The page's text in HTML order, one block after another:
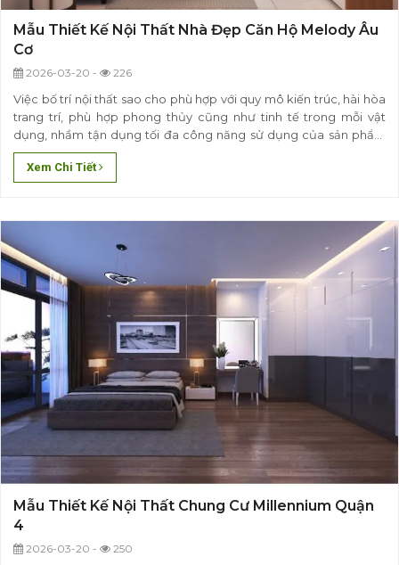
Mẫu Thiết Kế Nội Thất Nhà Đẹp Căn Hộ Melody Âu
Cơ
2026-03-20 - 226
Việc bố trí nội thất sao cho phù hợp với quy mô kiến trúc, hài hòa
trang trí, phù hợp phong thủy cũng như tinh tế trong mỗi vật
dụng, nhầm tận dụng tối đa công năng sử dụng của sản phẩm
cũng như tiết kiệm diện tích không gian của căn hộ.
Xem Chi Tiết
Mẫu Thiết Kế Nội Thất Chung Cư Millennium Quận
4
2026-03-20 - 250